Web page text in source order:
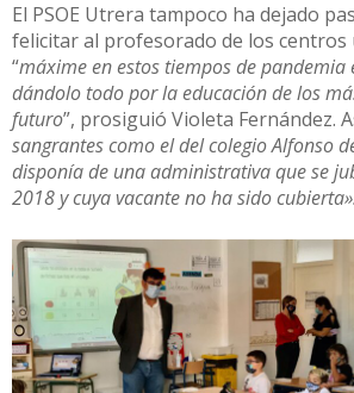
El PSOE Utrera tampoco ha dejado
felicitar al profesorado de los
“máxime en estos tiempos de pandemia
dándolo todo por la educación de los
futuro”, prosiguió Violeta Fernández.
sangrantes como el del colegio Alfonso
disponía de una administrativa que se
2018 y cuya vacante no ha sido cubierta».